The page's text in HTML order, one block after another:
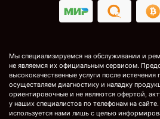
Мы специализируемся на обслуживании и
не являемся их официальным сервисом.
высококачественные услуги после истечения
осуществляем диагностику и наладку
ориентировочные и не являются офертой,
у наших специалистов по телефонам на
используется нами лишь с целью